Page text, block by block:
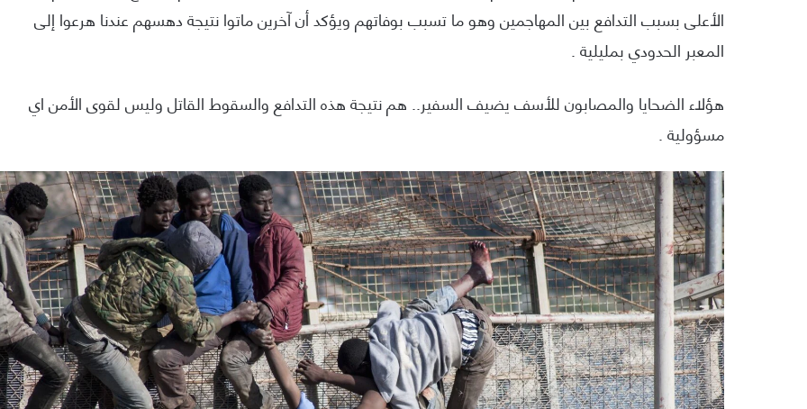
الأعلى بسبب التدافع بين المهاجمين وهو ما تسبب بوفاتهم ويؤكد أن آخرين ماتوا نتيجة دهسهم عندنا هرعوا إلى
المعبر الحدودي بمليلية .
هؤلاء الضحايا والمصابون للأسف يضيف السفير.. هم نتيجة هذه التدافع والسقوط القاتل وليس لقوى الأمن اي
مسؤولية .